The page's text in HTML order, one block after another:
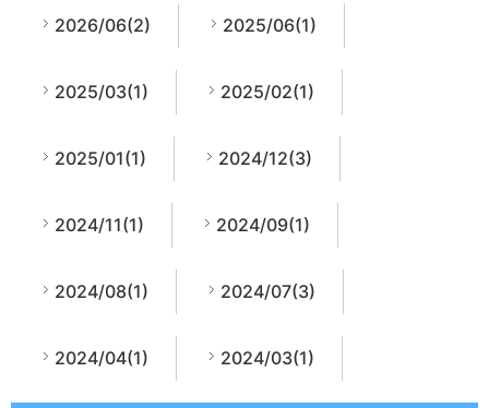
2026/06(2) 2025/06(1)
2025/03(1) 2025/02(1)
2025/01(1) 2024/12(3)
2024/11(1) 2024/09(1)
2024/08(1) 2024/07(3)
2024/04(1) 2024/03(1)